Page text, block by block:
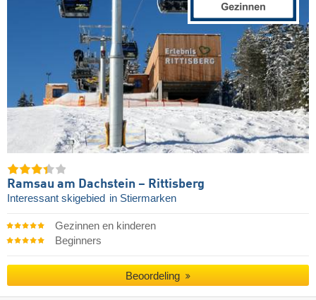
Ramsau am Dachstein – Rittisberg
Interessant skigebied in Stiermarken
Gezinnen en kinderen
Beginners
Beoordeling